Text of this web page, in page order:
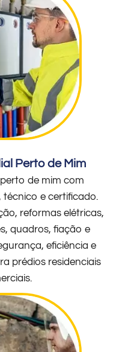
Perto de Mim
de mim com
e certificado.
reformas elétricas,
quadros, fiação e
eficiência e
prédios residenciais